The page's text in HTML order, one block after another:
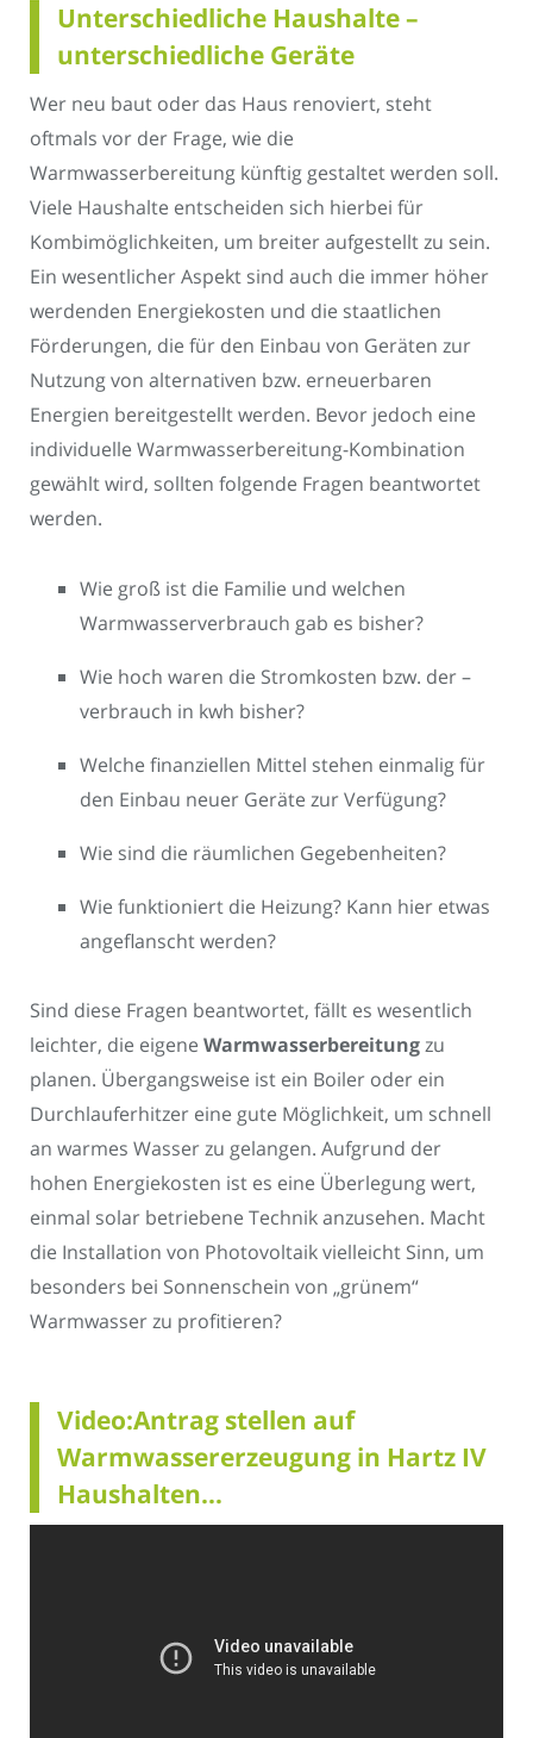
Unterschiedliche Haushalte –
unterschiedliche Geräte
Wer neu baut oder das Haus renoviert, steht
oftmals vor der Frage, wie die
Warmwasserbereitung künftig gestaltet werden soll.
Viele Haushalte entscheiden sich hierbei für
Kombimöglichkeiten, um breiter aufgestellt zu sein.
Ein wesentlicher Aspekt sind auch die immer höher
werdenden Energiekosten und die staatlichen
Förderungen, die für den Einbau von Geräten zur
Nutzung von alternativen bzw. erneuerbaren
Energien bereitgestellt werden. Bevor jedoch eine
individuelle Warmwasserbereitung-Kombination
gewählt wird, sollten folgende Fragen beantwortet
werden.
Wie groß ist die Familie und welchen
Warmwasserverbrauch gab es bisher?
Wie hoch waren die Stromkosten bzw. der –
verbrauch in kwh bisher?
Welche finanziellen Mittel stehen einmalig für
den Einbau neuer Geräte zur Verfügung?
Wie sind die räumlichen Gegebenheiten?
Wie funktioniert die Heizung? Kann hier etwas
angeflanscht werden?
Sind diese Fragen beantwortet, fällt es wesentlich
leichter, die eigene Warmwasserbereitungzu
planen. Übergangsweise ist ein Boiler oder ein
Durchlauferhitzer eine gute Möglichkeit, um schnell
an warmes Wasser zu gelangen. Aufgrund der
hohen Energiekosten ist es eine Überlegung wert,
einmal solar betriebene Technik anzusehen. Macht
die Installation von Photovoltaik vielleicht Sinn, um
besonders bei Sonnenschein von „grünem“
Warmwasser zu profitieren?
Video:Antrag stellen auf
Warmwassererzeugung in Hartz IV
Haushalten…